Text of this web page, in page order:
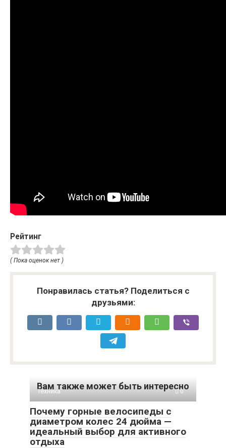
Рейтинг
( Пока оценок нет )
Понравилась статья? Поделиться с
друзьями:
Вам также может быть интересно
Техника 0
Почему горные велосипеды с
диаметром колес 24 дюйма —
идеальный выбор для активного
отдыха